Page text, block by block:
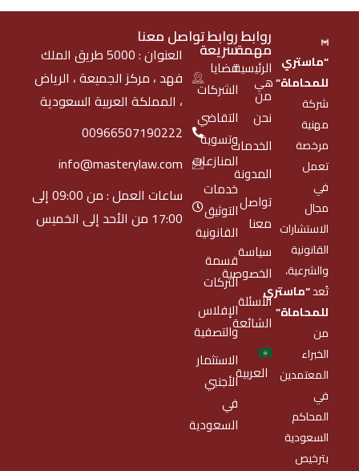
“ماستري
للمحاماة”هي
شركة
مهنية
مرخصة
تعمل
في
مجال
الاستشارات
القانونية
والشرعية،
تُعد“ماستري
للمحاماة”
من
الخبراء
المعتمدين
في
المحاكم
السعودية
بترخيص
روابط
مهمة
الرئيسية
من
نحن
الخدمات
المدونة
تواصل
معنا
سياسة
الخصوصية
الأسئلة
الشائعة
العربية
روابط
سريعة
قضايا
الشركات
التقاضي
وتسوية
المنازعات
خدمات
التوثيق
القانونية
قسمة
التركات
الإفلاس
والتصفية
الاستثمار
الأجنبي
في
السعودية
تواصل معنا
العنوان : 5000 طريق الملك
فهد ، مركز الجميعة ، الرياض
، المملكة العربية السعودية
00966507190222
info@masterylaw.com
ساعات العمل : من 09:00 إلى
17:00 من الأحد إلى الخميس